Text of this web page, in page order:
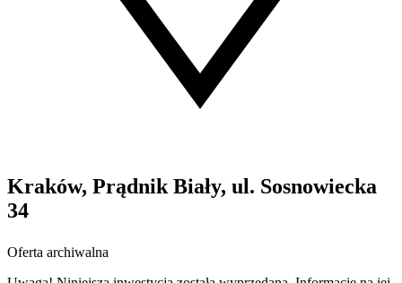
Kraków, Prądnik Biały, ul. Sosnowiecka
34
Oferta archiwalna